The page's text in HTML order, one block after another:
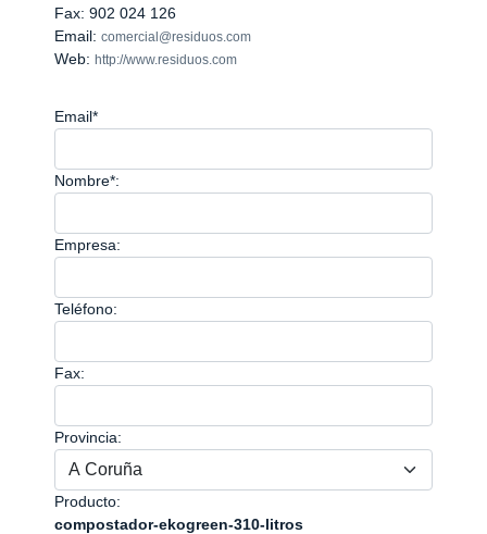
Fax: 902 024 126
Email: comercial@residuos.com
Web: http://www.residuos.com
Email*
Nombre*:
Empresa:
Teléfono:
Fax:
Provincia:
Producto:
compostador-ekogreen-310-litros